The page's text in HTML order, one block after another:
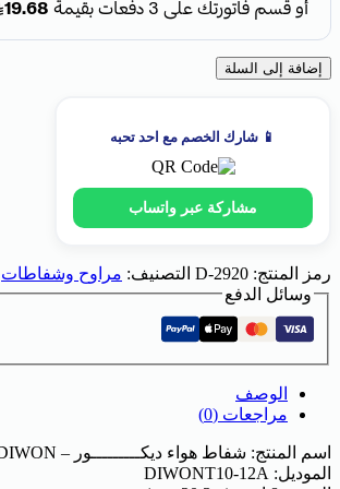
إضافة إلى السلة
📱 شارك الخصم مع احد تحبه
مشاركة عبر واتساب
رمز المنتج: D-2920 التصنيف: مراوح وشفاطات
وسائل الدفع
الوصف
مراجعات (0)
اسم المنتج: شفاط هواء ديكـــــــــور – DIWON
الموديل: DIWONT10-12A